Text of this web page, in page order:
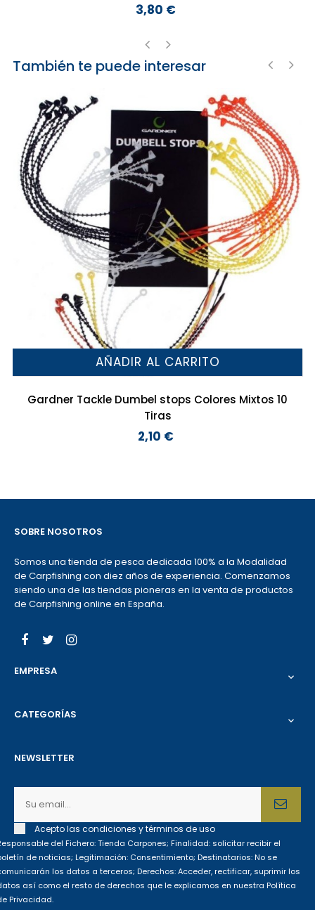
Precio
3,80 €
‹ ›
También te puede interesar
AÑADIR AL CARRITO
Gardner Tackle Dumbel stops Colores Mixtos 10
Tiras
Precio
2,10 €
SOBRE NOSOTROS
Somos una tienda de pesca dedicada 100% a la Modalidad
de Carpfishing con diez años de experiencia. Comenzamos
siendo una de las tiendas pioneras en la venta de productos
de Carpfishing online en España.
Facebook
Twitter
EMPRESA 
CATEGORÍAS 
NEWSLETTER
Acepto las condiciones y términos de uso
del Fichero: Tienda Carpones; Finalidad: solicitar recibir el
de noticias; Legitimación: Consentimiento; Destinatarios: No se
los datos a terceros; Derechos: Acceder, rectificar, suprimir los
así como el resto de derechos que le explicamos en nuestra Política
Privacidad.